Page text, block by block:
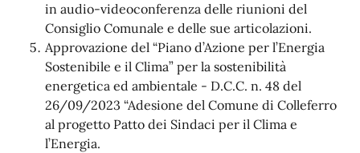
in audio-videoconferenza delle riunioni del
Consiglio Comunale e delle sue articolazioni.
Approvazione del “Piano d’Azione per l’Energia
Sostenibile e il Clima” per la sostenibilità
energetica ed ambientale - D.C.C. n. 48 del
26/09/2023 “Adesione del Comune di Colleferro
al progetto Patto dei Sindaci per il Clima e
l’Energia.